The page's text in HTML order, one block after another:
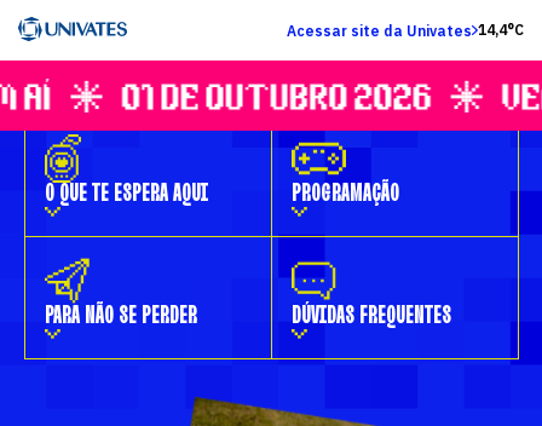
Acessar site da Univates 14,4°C
O QUE TE ESPERA AQUI PROGRAMAÇÃO
PARA NÃO SE PERDER DÚVIDAS FREQUENTES